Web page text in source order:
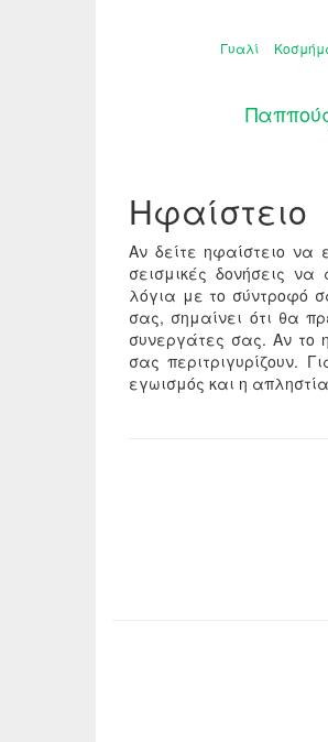
Γυαλί
Ηφαίστειο
Αν δείτε ηφαίστειο
σεισμικές δονήσεις
λόγια με το σύντροφό
σας, σημαίνει ότι θα
συνεργάτες σας. Αν το
σας περιτριγυρίζουν.
εγωισμός και η